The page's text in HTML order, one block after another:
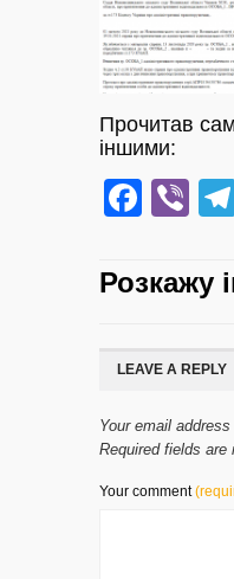
Прочитав
іншими:
Розкажу
LEAVE A REPLY
Your email
Required fields are
Your comment